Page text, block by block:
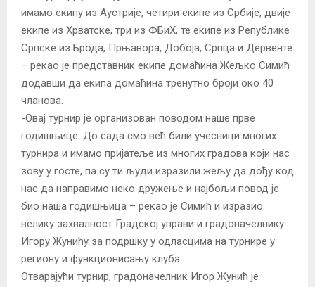
имамо екипу из Аустрије, четири екипе из Србије, двије
екипе из Хрватске, три из ФБиХ, те екипе из Републике
Српске из Брода, Прњавора, Добоја, Српца и Дервенте
– рекао је представник екипе домаћина Жељко Симић
додавши да екипа домаћина тренутно броји око 40
чланова.
-Овај турнир је организован поводом наше прве
годишњице. До сада смо већ били учесници многих
турнира и имамо пријатеље из многих градова који нас
зову у госте, па су ти људи изразили жељу да дођу код
нас да направимо неко дружење и најбољи повод је
био наша годишњица – рекао је Симић и изразио
велику захвалност Градској управи и градоначелнику
Игору Жунићу за подршку у одласцима на турнире у
региону и функционисању клуба.
Отварајући турнир, градоначелник Игор Жунић је